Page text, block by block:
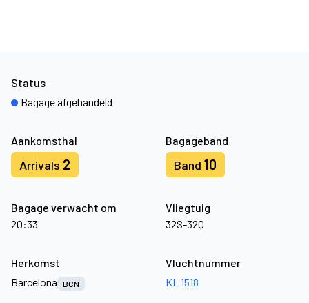
Aankomsthal
Arrivals 2
Bagageband
Band 10
Bagage verwacht om
20:33
Vliegtuig
32S-32Q
Status
Bagage afgehandeld
Herkomst
Barcelona
BCN
Vluchtnummer
KL 1518